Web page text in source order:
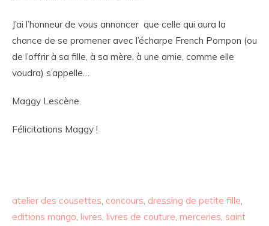
J’ai l’honneur de vous annoncer que celle qui aura la
chance de se promener avec l’écharpe French Pompon (ou
de l’offrir à sa fille, à sa mère, à une amie, comme elle
voudra) s’appelle…
Maggy Lescène.
Félicitations Maggy !
atelier des cousettes, concours, dressing de petite fille,
editions mango, livres, livres de couture, merceries, saint